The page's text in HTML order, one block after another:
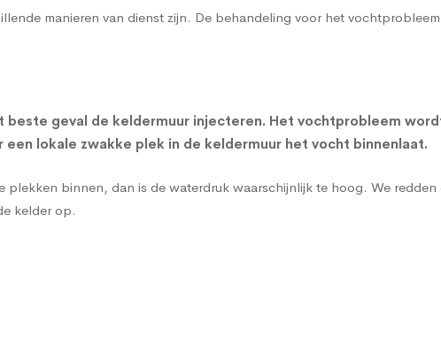
manieren van dienst zijn. De behandeling voor het
beste geval de keldermuur injecteren. Het vochtprobleem
lokale zwakke plek in de keldermuur het vocht binnenlaat.
binnen, dan is de waterdruk waarschijnlijk te hoog. We redden
kelder op.